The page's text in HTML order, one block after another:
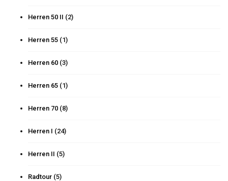
Herren 50 II (2)
Herren 55 (1)
Herren 60 (3)
Herren 65 (1)
Herren 70 (8)
Herren I (24)
Herren II (5)
Radtour (5)